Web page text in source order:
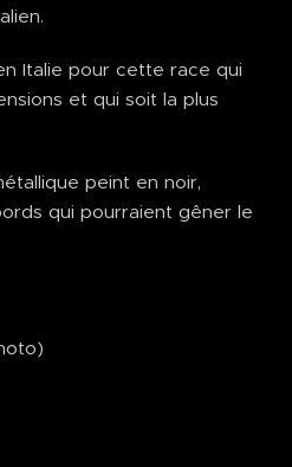
Italie pour cette race qui
et qui soit la plus
peint en noir,
qui pourraient gêner le